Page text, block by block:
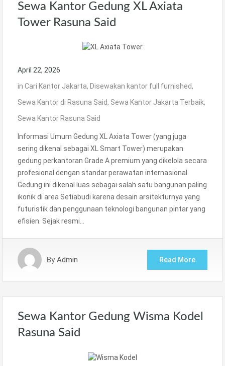
Sewa Kantor Gedung XL Axiata
Tower Rasuna Said
April 22, 2026
in Cari Kantor Jakarta, Disewakan kantor full furnished,
Sewa Kantor di Rasuna Said, Sewa Kantor Jakarta Terbaik,
Sewa Kantor Rasuna Said
Informasi Umum Gedung XL Axiata Tower (yang juga
sering dikenal sebagai XL Smart Tower) merupakan
gedung perkantoran Grade A premium yang dikelola secara
profesional dengan standar perawatan internasional.
Gedung ini dikenal luas sebagai salah satu bangunan paling
ikonik di area Setiabudi karena desain arsitekturnya yang
futuristik dan penggunaan teknologi bangunan pintar yang
efisien. Sejak resmi…
By Admin Read More
Sewa Kantor Gedung Wisma Kodel
Rasuna Said